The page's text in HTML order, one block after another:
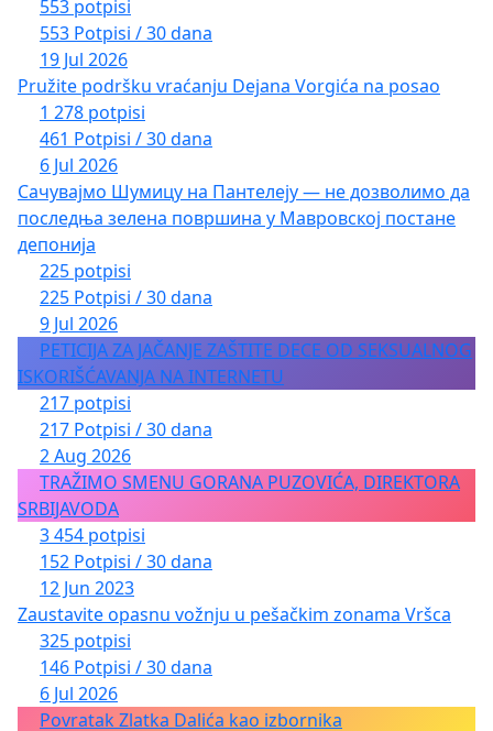
553 potpisi
553 Potpisi / 30 dana
19 Jul 2026
Pružite podršku vraćanju Dejana Vorgića na posao
1 278 potpisi
461 Potpisi / 30 dana
6 Jul 2026
Сачувајмо Шумицу на Пантелеју — не дозволимо да
последња зелена површина у Мавровској постане
депонија
225 potpisi
225 Potpisi / 30 dana
9 Jul 2026
PETICIJA ZA JAČANJE ZAŠTITE DECE OD SEKSUALNOG
ISKORIŠĆAVANJA NA INTERNETU
217 potpisi
217 Potpisi / 30 dana
2 Aug 2026
TRAŽIMO SMENU GORANA PUZOVIĆA, DIREKTORA
SRBIJAVODA
3 454 potpisi
152 Potpisi / 30 dana
12 Jun 2023
Zaustavite opasnu vožnju u pešačkim zonama Vršca
325 potpisi
146 Potpisi / 30 dana
6 Jul 2026
Povratak Zlatka Dalića kao izbornika